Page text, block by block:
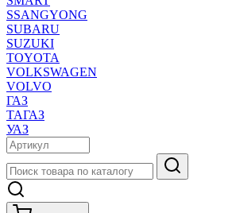
SSANGYONG
SUBARU
SUZUKI
TOYOTA
VOLKSWAGEN
VOLVO
ГАЗ
ТАГАЗ
УАЗ